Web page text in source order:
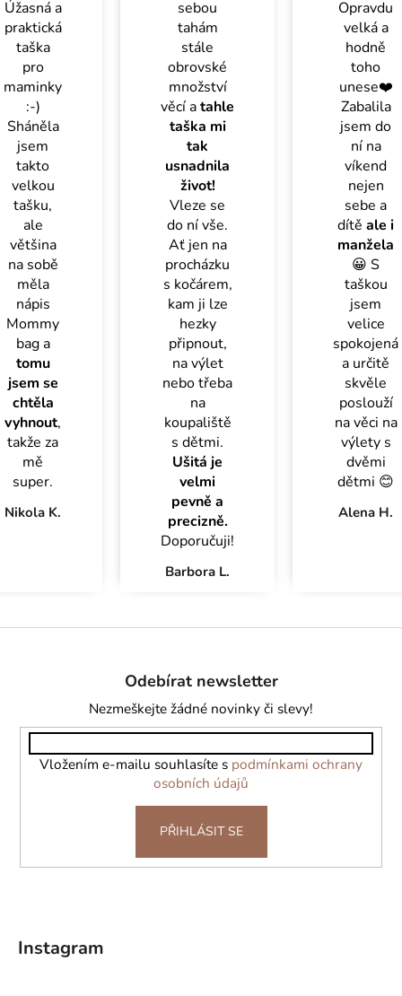
Úžasná a
praktická
taška
pro
maminky
:-)
Sháněla
jsem
takto
velkou
tašku,
ale
většina
na sobě
měla
nápis
Mommy
bag a
tomu
jsem se
chtěla
vyhnout,
takže za
mě
super.
Nikola K.
sebou
tahám
stále
obrovské
množství
věcí atahle
taška mi
tak
usnadnila
život!
Vleze se
do ní vše.
Ať jen na
procházku
s kočárem,
kam ji lze
hezky
připnout,
na výlet
nebo třeba
na
koupaliště
s dětmi.
Ušitá je
velmi
pevně a
precizně.
Doporučuji!
Barbora L.
Opravdu
velká a
hodně
toho
unese❤️
Zabalila
jsem do
ní na
víkend
nejen
sebe a
dítě ale i
manžela
😀 S
taškou
jsem
velice
spokojená
a určitě
skvěle
poslouží
na věci na
výlety s
dvěmi
dětmi 😊
Alena H.
Odebírat newsletter
Nezmeškejte žádné novinky či slevy!
Vložením e-mailu souhlasíte s podmínkami ochrany
osobních údajů
PŘIHLÁSIT SE
Instagram